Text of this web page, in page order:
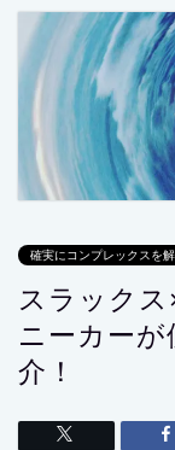
確実にコンプレックスを
スラック
ニーカー
介！